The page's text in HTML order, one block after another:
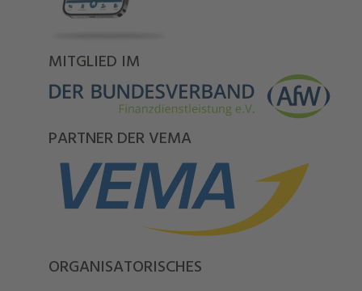
MITGLIED IM
PARTNER DER VEMA
ORGANISATORISCHES